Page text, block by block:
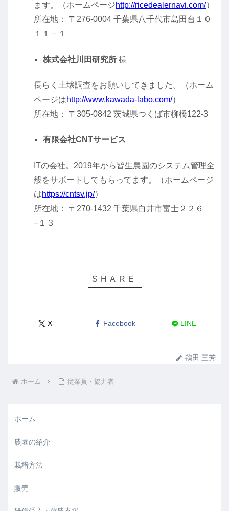
ます。（ホームページhttp://ricedealernavi.com/）
所在地： 〒276-0004 千葉県八千代市島田台１０
１１－１
株式会社川田研究所 様
長らく土壌調査をお願いしてきました。（ホーム
ページはhttp://www.kawada-labo.com/）
所在地： 〒305-0842 茨城県つくば市柳橋122-3
有限会社CNTサービス
ITの会社。2019年から皆生農園のシステム管理全
般をサポートしてもらってます。（ホームページ
はhttps://cntsv.jp/）
所在地： 〒270-1432 千葉県白井市富士２２６
−１３
X Facebook LINE
鴇田 三芳
ホーム 従業員・協力者
ホーム
農園の紹介
栽培方法
販売